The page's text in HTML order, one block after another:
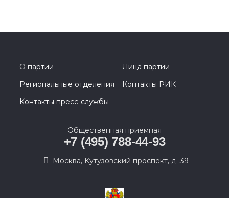
О партии
Лица партии
Региональные отделения
Контакты РИК
Контакты пресс-службы
Общественная приемная
+7 (495) 788-44-93
Москва, Кутузовский проспект, д. 39